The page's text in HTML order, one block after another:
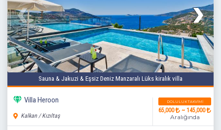
2+1 4 Kişi Beğen
Sauna & Jakuzi & Eşsiz Deniz Manzaralı Lüks kiralık villa
Villa Heroon
Kalkan / Kızıltaş
DOLULUK TAKVIMI
65,000 ~ 145,000
Aralığında